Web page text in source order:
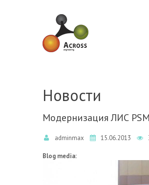
Новости
Модернизация ЛИС
adminmax 15.06.2013
Blog media: